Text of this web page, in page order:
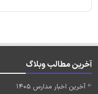
آخرین مطالب وبلاگ
آخرین اخبار مدارس 1405